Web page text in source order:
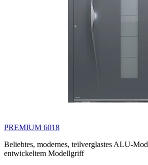
PREMIUM 6018
Beliebtes, modernes, teilverglastes ALU-
entwickeltem Modellgriff